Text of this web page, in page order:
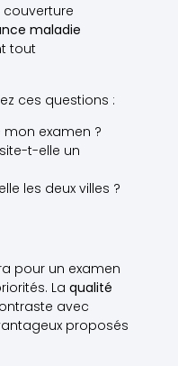
couverture
maladie
tout
ces questions :
mon examen ?
t-elle un
les deux villes ?
pour un examen
La qualité
avec
proposés